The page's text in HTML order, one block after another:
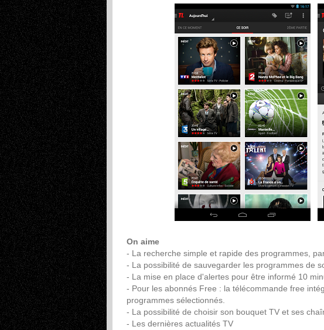
On aime
- La recherche simple et rapide des programmes,
- La possibilité de sauvegarder les programmes de
- La mise en place d'alertes pour être informé 10
- Pour les abonnés Free : la télécommande free
programmes sélectionnés.
- La possibilité de choisir son bouquet TV et ses
- Les dernières actualités TV